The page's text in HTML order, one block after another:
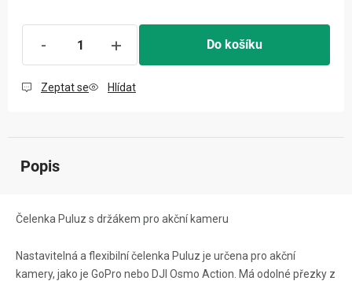
Do košíku
Zeptat se Hlídat
Popis
Čelenka Puluz s držákem pro akční kameru
Nastavitelná a flexibilní čelenka Puluz je určena pro akční
kamery, jako je GoPro nebo DJI Osmo Action. Má odolné přezky z